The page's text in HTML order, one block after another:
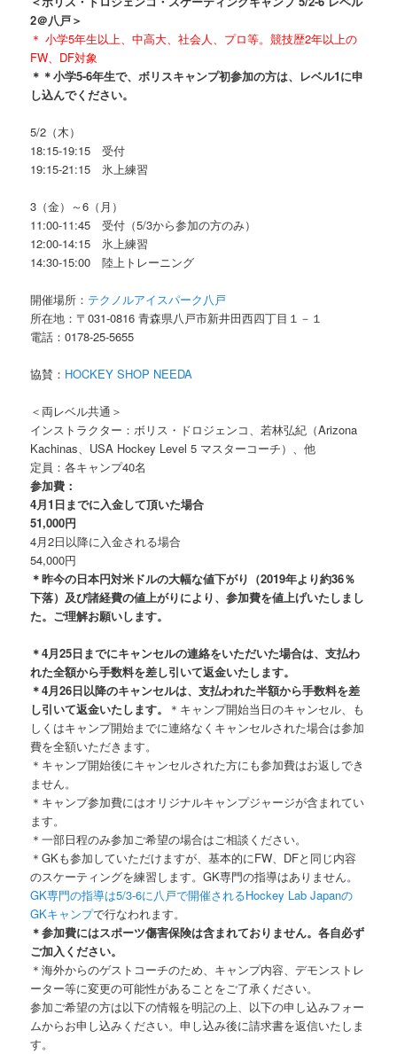
2＠八戸＞
＊ 小学5年生以上、中高大、社会人、プロ等。競技歴2年以上の
FW、DF対象
＊＊小学5-6年生で、ボリスキャンプ初参加の方は、レベル1に申
し込んでください。
5/2（木）
18:15-19:15 受付
19:15-21:15 氷上練習
3（金）～6（月）
11:00-11:45 受付（5/3から参加の方のみ）
12:00-14:15 氷上練習
14:30-15:00 陸上トレーニング
開催場所： テクノルアイスパーク八戸
所在地：〒031-0816 青森県八戸市新井田西四丁目１－１
電話：0178-25-5655
協賛： HOCKEY SHOP NEEDA
＜両レベル共通＞
インストラクター：ボリス・ドロジェンコ、若林弘紀（Arizona
Kachinas、USA Hockey Level 5 マスターコーチ）、他
定員：各キャンプ40名
参加費：
4月1日までに入金して頂いた場合
51,000円
4月2日以降に入金される場合
54,000円
＊昨今の日本円対米ドルの大幅な値下がり（2019年より約36％
下落）及び諸経費の値上がりにより、参加費を値上げいたしまし
た。ご理解お願いします。
＊4月25日までにキャンセルの連絡をいただいた場合は、支払わ
れた全額から手数料を差し引いて返金いたします。
＊4月26日以降のキャンセルは、支払われた半額から手数料を差
し引いて返金いたします。
＊キャンプ開始当日のキャンセル、も
しくはキャンプ開始までに連絡なくキャンセルされた場合は参加
費を全額いただきます。
＊キャンプ開始後にキャンセルされた方にも参加費はお返しでき
ません。
＊キャンプ参加費にはオリジナルキャンプジャージが含まれてい
ます。
＊一部日程のみ参加ご希望の場合はご相談ください。
＊GKも参加していただけますが、基本的にFW、DFと同じ内容
のスケーティングを練習します。GK専門の指導はありません。
GK専門の指導は5/3-6に八戸で開催されるHockey Lab Japanの
GKキャンプで行なわれます。
＊参加費にはスポーツ傷害保険は含まれておりません。各自必ず
ご加入ください。
＊海外からのゲストコーチのため、キャンプ内容、デモンストレ
ーター等に変更の可能性があることをご了承ください。
参加ご希望の方は以下の情報を明記の上、以下の申し込みフォー
ムからお申し込みください。申し込み後に請求書を返信いたしま
す。